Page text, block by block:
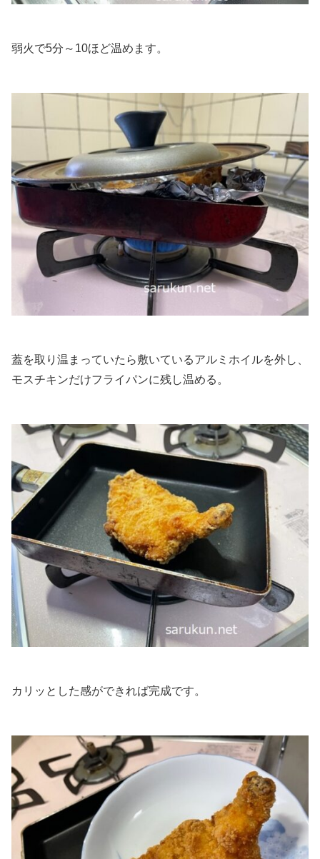
弱火で5分～10ほど温めます。
蓋を取り温まっていたら敷いているアルミホイルを外し、
モスチキンだけフライパンに残し温める。
カリッとした感ができれば完成です。